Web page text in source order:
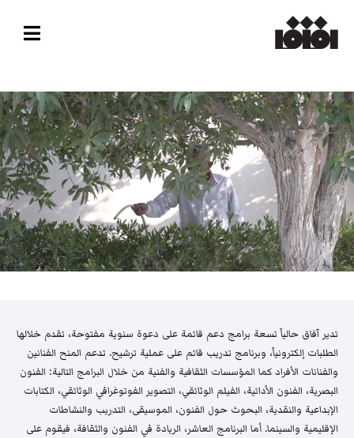
تدير آفاق حالياً تسعة برامج دعم قائمة على دعوة سنوية مفتوحة، تقدم خلالها
الطلبات إلكترونياً، وبرنامج تدريب قائم على عملية ترشيح. تدعم المنح الفنانين
والفنانات الأفراد كما المؤسسات الثقافية والفنية من خلال البرامج التالية: الفنون
البصرية، الفنون الأدائية، الفيلم الوثائقي، التصوير الفوتوغرافي الوثائقي، الكتابات
الإبداعية والنقدية، البحوث حول الفنون، الموسيقى، التدريب والنشاطات
الإقليمية والسينما. أما البرنامج العاشر، الريادة في الفنون والثقافة، فيقوم على